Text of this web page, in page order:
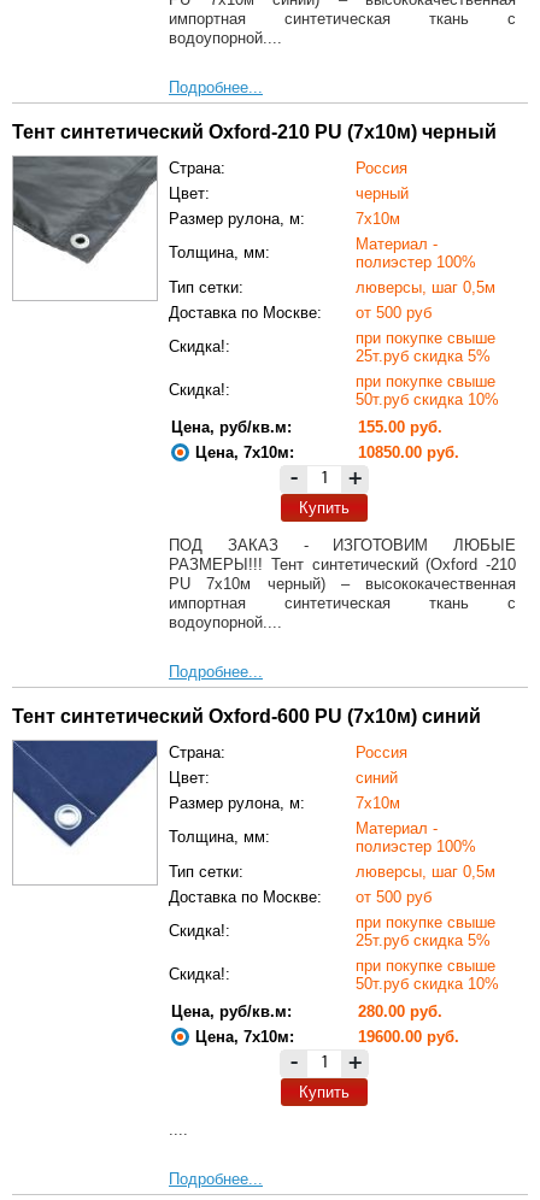
импортная синтетическая ткань с
водоупорной....
Подробнее...
Тент синтетический Oxford-210 PU (7х10м) черный
Страна:
Россия
Цвет:
черный
Размер рулона, м:
7х10м
Толщина, мм:
Материал -
полиэстер 100%
Тип сетки:
люверсы, шаг 0,5м
Доставка по Москве:
от 500 руб
Скидка!:
при покупке свыше
25т.руб скидка 5%
Скидка!:
при покупке свыше
50т.руб скидка 10%
Цена, руб/кв.м:
155.00 руб.
Цена, 7х10м:
10850.00 руб.
- +
Купить
ПОД ЗАКАЗ - ИЗГОТОВИМ ЛЮБЫЕ
РАЗМЕРЫ!!! Тент синтетический (Oxford -210
PU 7х10м черный) – высококачественная
импортная синтетическая ткань с
водоупорной....
Подробнее...
Тент синтетический Oxford-600 PU (7х10м) синий
Страна:
Россия
Цвет:
синий
Размер рулона, м:
7х10м
Толщина, мм:
Материал -
полиэстер 100%
Тип сетки:
люверсы, шаг 0,5м
Доставка по Москве:
от 500 руб
Скидка!:
при покупке свыше
25т.руб скидка 5%
Скидка!:
при покупке свыше
50т.руб скидка 10%
Цена, руб/кв.м:
280.00 руб.
Цена, 7х10м:
19600.00 руб.
- +
Купить
....
Подробнее...